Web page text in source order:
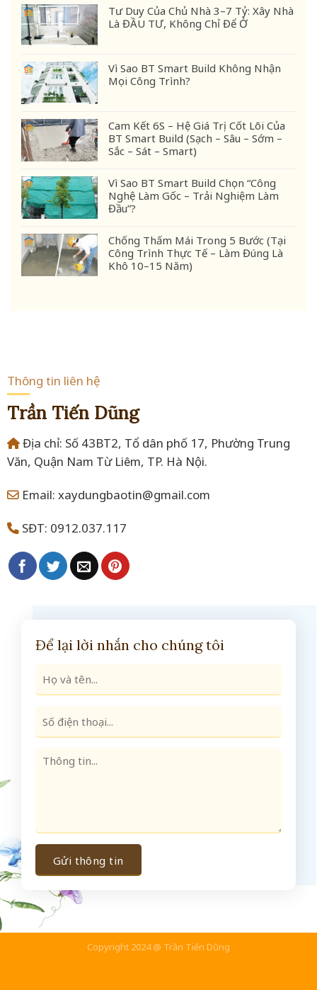
Tư Duy Của Chủ Nhà 3–7 Tỷ: Xây Nhà
Là ĐẦU TƯ, Không Chỉ Để Ở
Vì Sao BT Smart Build Không Nhận
Mọi Công Trình?
Cam Kết 6S – Hệ Giá Trị Cốt Lõi Của
BT Smart Build (Sạch – Sâu – Sớm –
Sắc – Sát – Smart)
Vì Sao BT Smart Build Chọn “Công
Nghệ Làm Gốc – Trải Nghiệm Làm
Đầu”?
Chống Thấm Mái Trong 5 Bước (Tại
Công Trình Thực Tế – Làm Đúng Là
Khô 10–15 Năm)
Thông tin liên hệ
Trần Tiến Dũng
Địa chỉ: Số 43BT2, Tổ dân phố 17, Phường Trung
Văn, Quận Nam Từ Liêm, TP. Hà Nội.
Email: xaydungbaotin@gmail.com
SĐT: 0912.037.117
Để lại lời nhắn cho chúng tôi
Copyright 2024 @ Trần Tiến Dũng